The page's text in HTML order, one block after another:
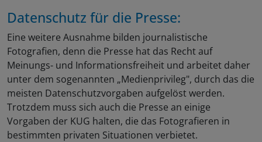
Datenschutz für die Presse:
Eine weitere Ausnahme bilden journalistische
Fotografien, denn die Presse hat das Recht auf
Meinungs- und Informationsfreiheit und arbeitet daher
unter dem sogenannten „Medienprivileg", durch das die
meisten Datenschutzvorgaben aufgelöst werden.
Trotzdem muss sich auch die Presse an einige
Vorgaben der KUG halten, die das Fotografieren in
bestimmten privaten Situationen verbietet.